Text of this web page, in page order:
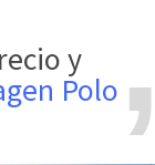
Polo